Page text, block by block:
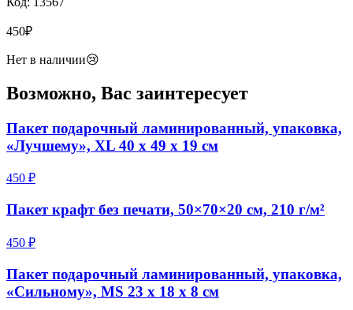
450₽
Нет в наличии😢
Возможно, Вас заинтересует
Пакет подарочный ламинированный, упаковка,
«Лучшему», XL 40 х 49 х 19 см
450 ₽
Пакет крафт без печати, 50×70×20 см, 210 г/м²
450 ₽
Пакет подарочный ламинированный, упаковка,
«Сильному», MS 23 х 18 х 8 см